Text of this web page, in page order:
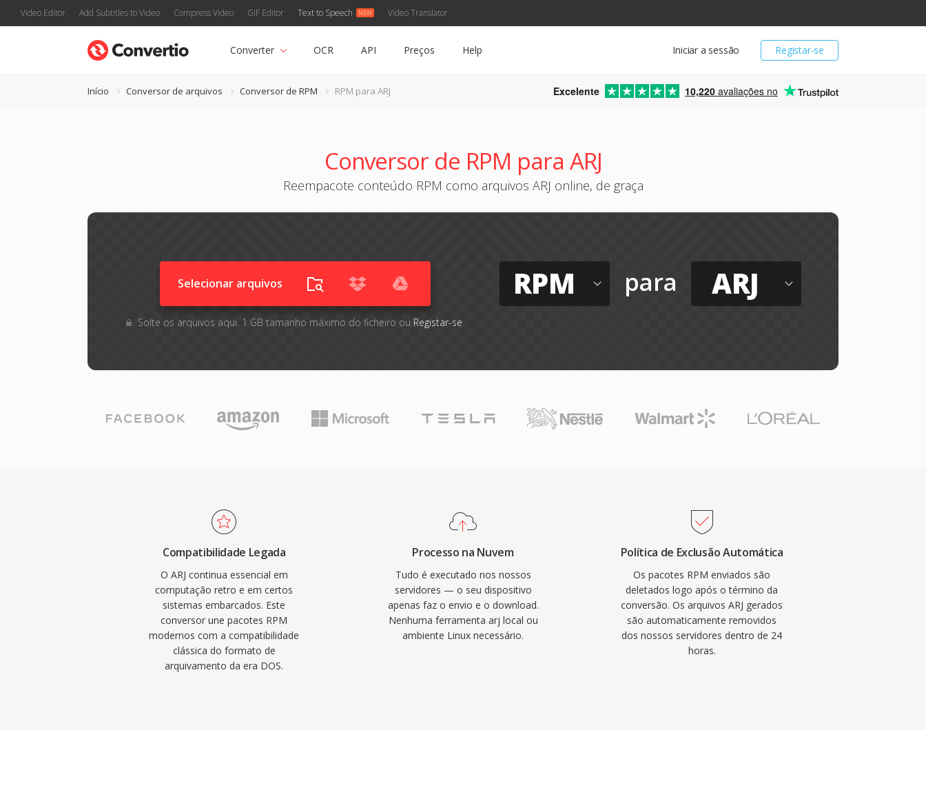
Video Editor Add Subtitles to Video Compress Video GIF Editor Text to Speech Video Translator
Registar-se
Iniciar a sessão
Converter OCR API Preços Help
Início Conversor de arquivos Conversor de RPM RPM para ARJ Excelente 10,220 avaliações no
Conversor de RPM para ARJ
Reempacote conteúdo RPM como arquivos ARJ online, de graça
Selecionar arquivos
Solte os arquivos aqui. 1 GB tamanho máximo do ficheiro ou Registar-se
RPM para ARJ
Compatibilidade Legada
O ARJ continua essencial em
computação retro e em certos
sistemas embarcados. Este
conversor une pacotes RPM
modernos com a compatibilidade
clássica do formato de
arquivamento da era DOS.
Processo na Nuvem
Tudo é executado nos nossos
servidores — o seu dispositivo
apenas faz o envio e o download.
Nenhuma ferramenta arj local ou
ambiente Linux necessário.
Política de Exclusão Automática
Os pacotes RPM enviados são
deletados logo após o término da
conversão. Os arquivos ARJ gerados
são automaticamente removidos
dos nossos servidores dentro de 24
horas.